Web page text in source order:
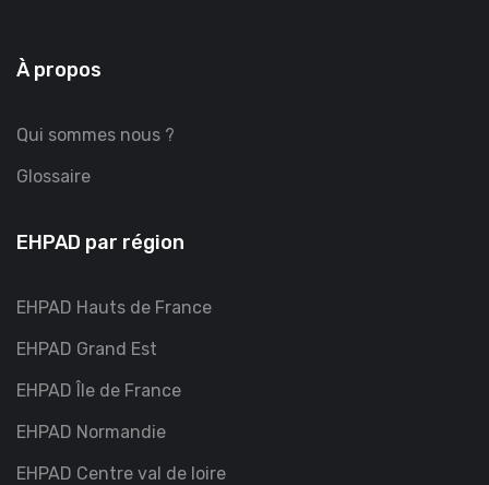
À propos
Qui sommes nous ?
Glossaire
EHPAD par région
EHPAD Hauts de France
EHPAD Grand Est
EHPAD Île de France
EHPAD Normandie
EHPAD Centre val de loire